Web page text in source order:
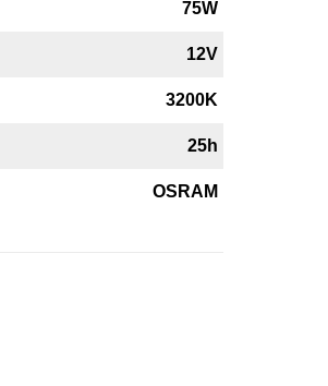
75W
12V
3200K
25h
OSRAM